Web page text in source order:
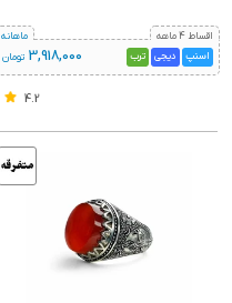
اقساط 4 ماهه
اسنپ
دیجی ترب 3,918,000 تومان
ماهانه
4.2